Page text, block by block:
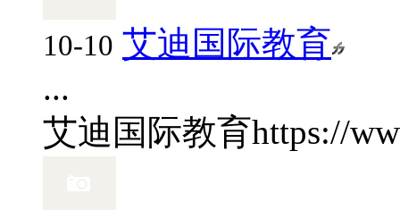
10-10 艾迪国际教育
...
艾迪国际教育https://